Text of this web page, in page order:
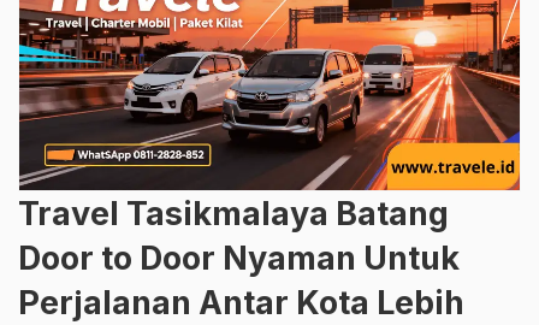
Travel Tasikmalaya Batang
Door to Door Nyaman Untuk
Perjalanan Antar Kota Lebih